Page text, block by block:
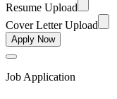
Resume Upload
Cover Letter Upload
Apply Now
Job Application